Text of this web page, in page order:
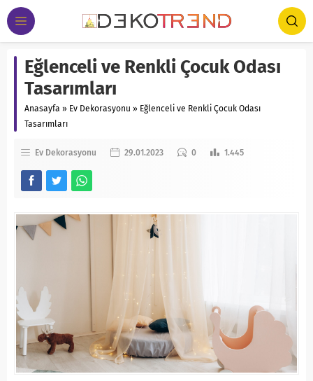
Eğlenceli ve Renkli Çocuk Odası
Tasarımları
Anasayfa » Ev Dekorasyonu » Eğlenceli ve Renkli Çocuk Odası
Tasarımları
Ev Dekorasyonu 29.01.2023 0 1.445